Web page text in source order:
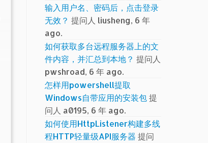
输入用户名、密码后，点击登录
无效？ 提问人 liusheng, 6 年
ago.
如何获取多台远程服务器上的文
件内容，并汇总到本地？ 提问人
pwshroad, 6 年 ago.
怎样用powershell提取
Windows自带应用的安装包提
问人 a0195, 6 年 ago.
如何使用HttpListener构建多线
程HTTP轻量级API服务器 提问